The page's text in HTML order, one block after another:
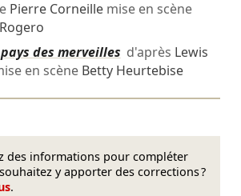
Pierre Corneillemise en scène
des merveilles d'après Lewis
en scène Betty Heurtebise
des informations pour compléter
y apporter des corrections ?
.